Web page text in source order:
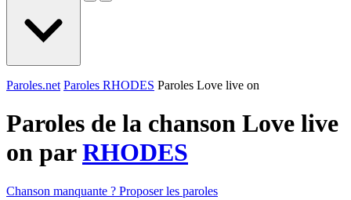
Paroles.net Paroles RHODES Paroles Love live on
Paroles de la chanson Love live
on parRHODES
Chanson manquante ? Proposer les paroles